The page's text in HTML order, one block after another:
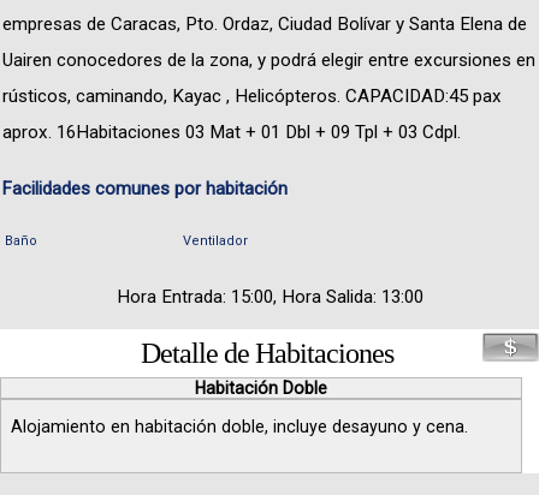
empresas de Caracas, Pto. Ordaz, Ciudad Bolívar y Santa Elena de
Uairen conocedores de la zona, y podrá elegir entre excursiones en
rústicos, caminando, Kayac , Helicópteros. CAPACIDAD:45 pax
aprox. 16Habitaciones 03 Mat + 01 Dbl + 09 Tpl + 03 Cdpl.
Facilidades comunes por habitación
Baño Ventilador
Hora Entrada: 15:00, Hora Salida: 13:00
Detalle de Habitaciones
Habitación Doble
Alojamiento en habitación doble, incluye desayuno y cena.